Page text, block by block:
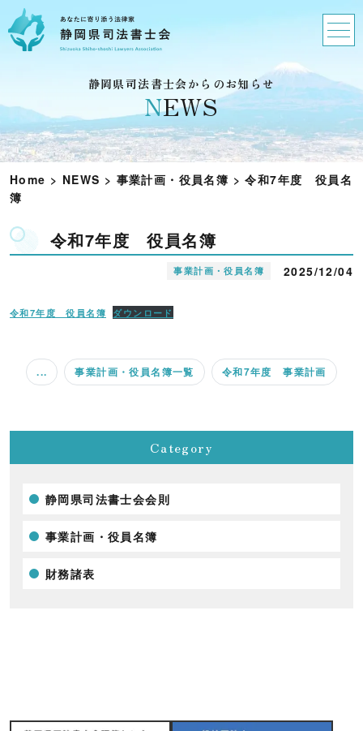
静岡県司法書士会からのお知らせ
NEWS
Home > NEWS > 事業計画・役員名簿 >令和7年度 役員名
簿
令和7年度 役員名簿
事業計画・役員名簿 2025/12/04
令和7年度 役員名簿 ダウンロード
... 事業計画・役員名簿一覧 令和7年度 事業計画
Category
静岡県司法書士会会則
事業計画・役員名簿
財務諸表